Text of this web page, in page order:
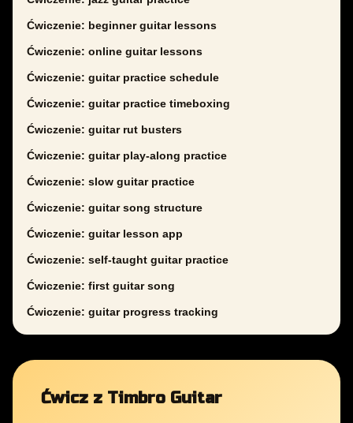
Ćwiczenie: beginner guitar lessons
Ćwiczenie: online guitar lessons
Ćwiczenie: guitar practice schedule
Ćwiczenie: guitar practice timeboxing
Ćwiczenie: guitar rut busters
Ćwiczenie: guitar play-along practice
Ćwiczenie: slow guitar practice
Ćwiczenie: guitar song structure
Ćwiczenie: guitar lesson app
Ćwiczenie: self-taught guitar practice
Ćwiczenie: first guitar song
Ćwiczenie: guitar progress tracking
Ćwicz z Timbro Guitar